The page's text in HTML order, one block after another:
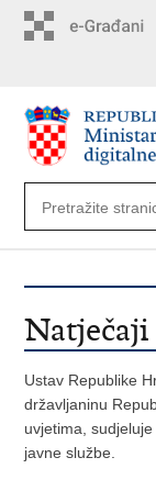
Natječaji
Ustav Republike
državljaninu
uvjetima,
javne službe.